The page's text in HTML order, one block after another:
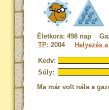
Életkora: 498 nap
TP: 2004 Helyezés
Kedv:
Súly:
Ma már volt nála a